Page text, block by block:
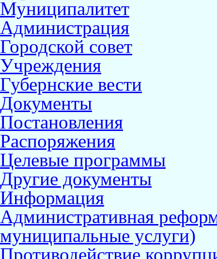
Муниципалитет
Администрация
Городской совет
Учреждения
Губернские вести
Документы
Постановления
Распоряжения
Целевые программы
Другие документы
Информация
Административная
муниципальные услуги)
Противодействие